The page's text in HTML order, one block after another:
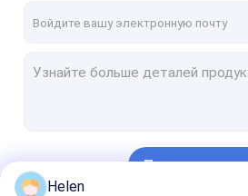
машина бомбардира слиттер
Продолжать
Helen